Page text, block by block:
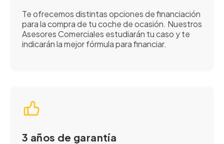
Te ofrecemos distintas opciones de financiación
para la compra de tu coche de ocasión. Nuestros
Asesores Comerciales estudiarán tu caso y te
indicarán la mejor fórmula para financiar.
3 años de garantía